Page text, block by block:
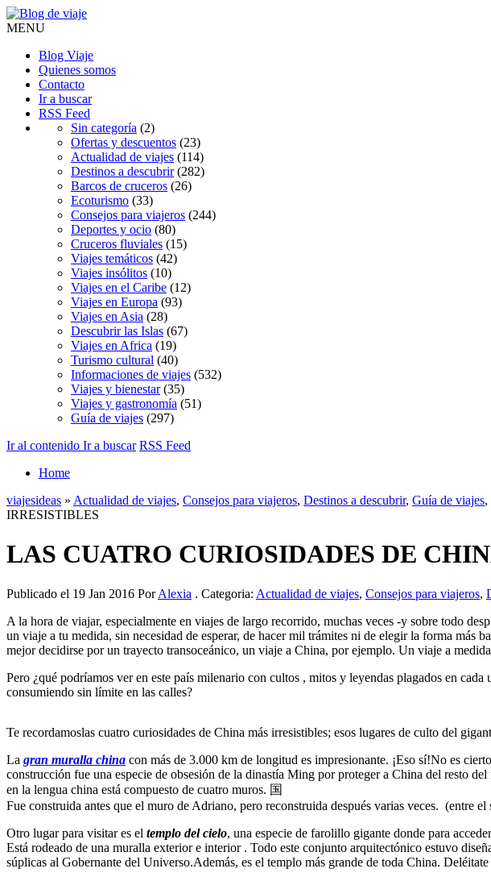
MENU
Blog Viaje
Quienes somos
Contacto
Ir a buscar
RSS Feed
Sin categoría (2)
Ofertas y descuentos (23)
Actualidad de viajes (114)
Destinos a descubrir(282)
Barcos de cruceros (26)
Ecoturismo (33)
Consejos para viajeros (244)
Deportes y ocio (80)
Cruceros fluviales (15)
Viajes temáticos (42)
Viajes insólitos (10)
Viajes en el Caribe (12)
Viajes en Europa (93)
Viajes en Asia (28)
Descubrir las Islas (67)
Viajes en Africa (19)
Turismo cultural (40)
Informaciones de viajes (532)
Viajes y bienestar(35)
Viajes y gastronomía (51)
Guía de viajes (297)
Ir al contenido Ir a buscar RSS Feed
Home
viajesideas » Actualidad de viajes, Consejos para viajeros, Destinos a descubrir, Guía de viajes,
IRRESISTIBLES
LAS CUATRO CURIOSIDADES DE
Publicado el 19 Jan 2016 PorAlexia . Categoria: Actualidad de viajes, Consejos para viajeros,
A la hora de viajar, especialmente en viajes de largo recorrido, muchas veces -y sobre todo
un viaje a tu medida, sin necesidad de esperar, de hacer mil trámites ni de elegir la forma más
mejor decidirse por un trayecto transoceánico, un viaje a China, por ejemplo. Un viaje a
Pero ¿qué podríamos ver en este país milenario con cultos , mitos y leyendas plagados en
consumiendo sin límite en las calles?
Te recordamoslas cuatro curiosidades de China más irresistibles; esos lugares de culto del
La gran muralla china con más de 3.000 km de longitud es impresionante. ¡Eso sí!No es
construcción fue una especie de obsesión de la dinastía Ming por proteger a China del resto
en la lengua china está compuesto de cuatro muros. 国
Fue construida antes que el muro de Adriano, pero reconstruida después varias veces. (entre
Otro lugar para visitar es el templo del cielo, una especie de farolillo gigante donde para
Está rodeado de una muralla exterior e interior . Todo este conjunto arquitectónico estuvo
súplicas al Gobernante del Universo.Además, es el templo más grande de toda China.